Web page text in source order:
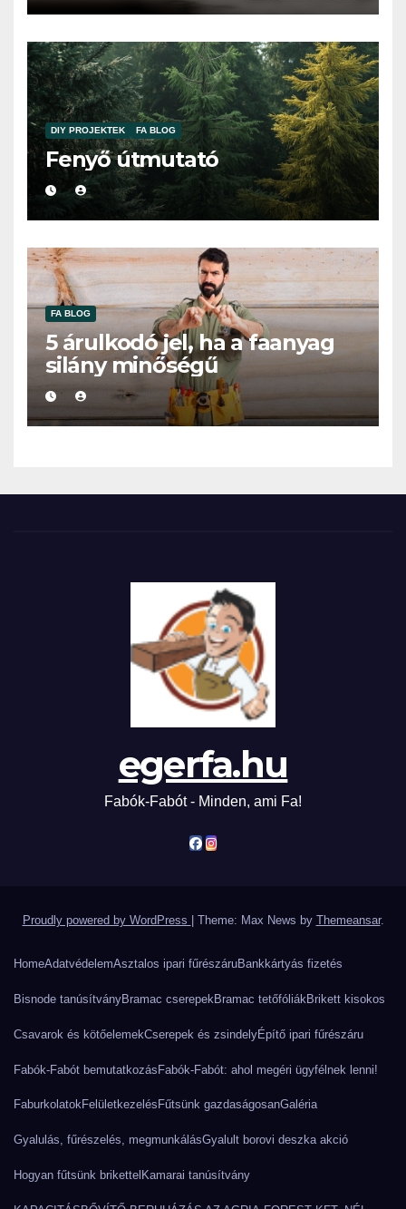
DIY PROJEKTEK FA BLOG
Fenyő útmutató
FA BLOG
5 árulkodó jel, ha a faanyag
silány minőségű
egerfa.hu
Fabók-Fabót - Minden, ami Fa!
Proudly powered by WordPress Theme: Max News by Themeansar.
HomeAdatvédelemAsztalos ipari fűrészáruBankkártyás fizetés
Bisnode tanúsítványBramac cserepekBramac tetőfóliákBrikett kisokos
Csavarok és kötőelemekCserepek és zsindelyÉpítő ipari fűrészáru
Fabók-Fabót bemutatkozásFabók-Fabót: ahol megéri ügyfélnek lenni!
FaburkolatokFelületkezelés Fűtsünk gazdaságosanGaléria
Gyalulás, fűrészelés, megmunkálásGyalult borovi deszka akció
Hogyan fűtsünk brikettel Kamarai tanúsítvány